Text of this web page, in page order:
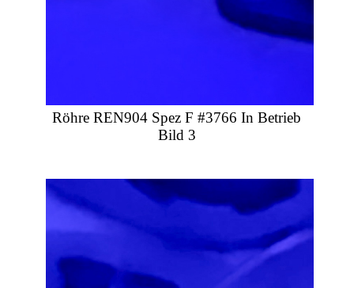
Röhre REN904 Spez F #3766 In Betrieb
Bild 3